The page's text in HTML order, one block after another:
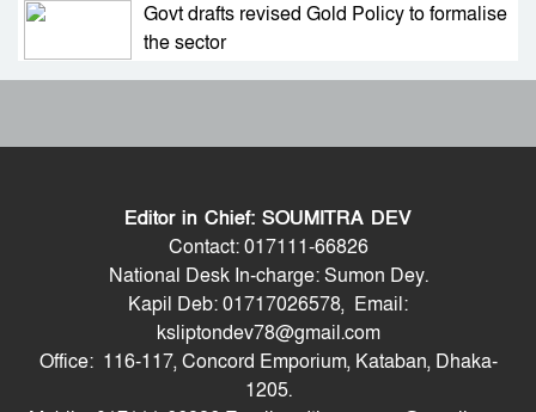
মোদিকে নেতানিয়াহুর ফোন; ইসরায়েলের সঙ্গে ঘনিষ্ট
সম্পর্ক গড়তে চায় ভারত
পাকিস্তানের ইসলামাবাদে জুলাই গণঅভ্যুত্থান দিবস
পালিত
২০ মিনিটে ভয়াবহ ৭ বিস্ফোরণে কাঁপলো দুবাই
Govt drafts revised Gold Policy to formalise
the sector
আবারও আলিয়া মাদ্রাসা এলাকায় সংঘর্ষের আশঙ্কা,
৫৪ রানে অলআউট হয়ে ইনিংস ব্যবধানে হারল
বাংলাদেশ
ড্যাবের প্রতিষ্ঠাবার্ষিকীতে চিকিৎসক সমাবেশের
উদ্বোধন করলেন প্রধানমন্ত্রী
ভারতের হিমাচলে বাস উল্টে নিহত ৮, আহত ১০
Editor in Chief: SOUMITRA DEV
Contact: 017111-66826
National Desk In-charge: Sumon Dey.
Kapil Deb: 01717026578, Email:
ksliptondev78@gmail.com
Office: 116-117, Concord Emporium, Kataban, Dhaka-
1205.